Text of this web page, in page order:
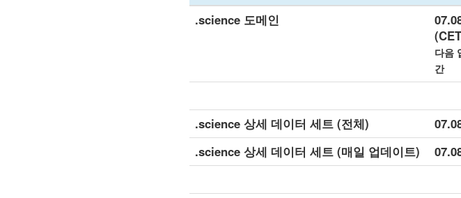
.science 도메인
다음
간
.science 상세 데이터 세트 (전체)
.science 상세 데이터 세트 (매일 업데이트)